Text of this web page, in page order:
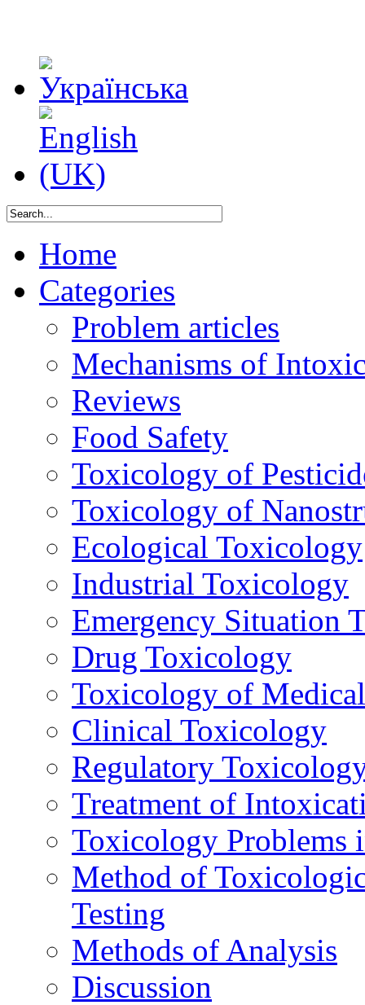
Home
Categories
Problem articles
Mechanisms of
Reviews
Food Safety
Toxicology of
Toxicology of
Ecological Toxicology
Industrial Toxicology
Emergency Situation
Drug Toxicology
Toxicology of
Clinical Toxicology
Regulatory
Treatment of
Toxicology Problems
Method of
Testing
Methods of Analysis
Discussion